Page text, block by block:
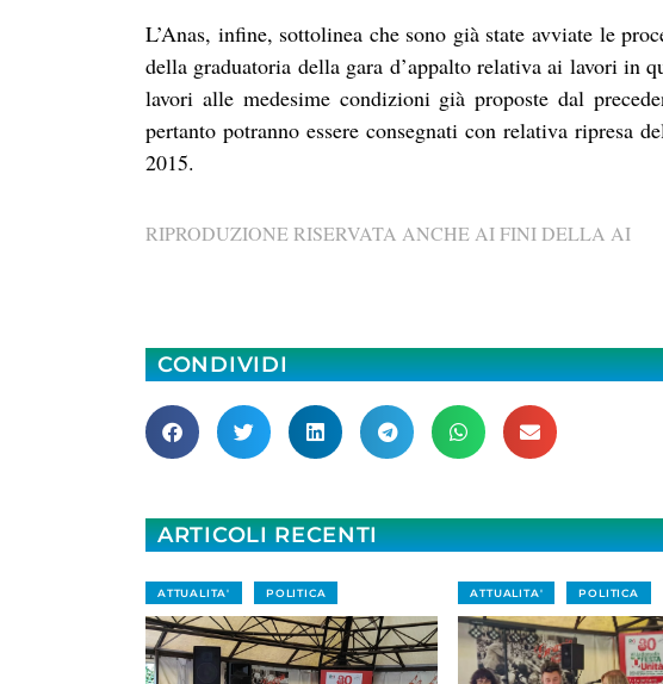
L’Anas, infine, sottolinea che sono già state avviate le
della graduatoria della gara d’appalto relativa ai lavori in
lavori alle medesime condizioni già proposte dal
pertanto potranno essere consegnati con relativa ripresa
2015.
RIPRODUZIONE RISERVATA ANCHE AI FINI DELLA AI
CONDIVIDI
ARTICOLI RECENTI
ATTUALITA' POLITICA ATTUALITA' POLITICA